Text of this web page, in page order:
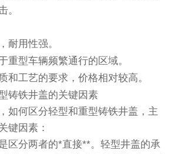
。
耐用性强。
重型车辆频繁通行的区域。
和工艺的要求，价格相对较高。
铸铁井盖的关键因素
何区分轻型和重型铸铁井盖，主
键因素：
区分两者的*直接**。轻型井盖的承